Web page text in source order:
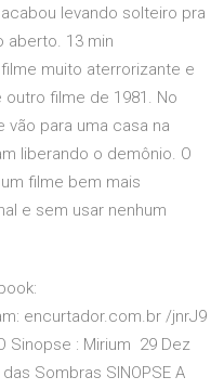
levando solteiro pra
aberto. 13 min
muito aterrorizante e
filme de 1981. No
vão para uma casa na
liberando o demônio. O
filme bem mais
e sem usar nenhum
encurtador.com.br /jnrJ9
Sinopse : Mirium 29 Dez
Sombras SINOPSE A